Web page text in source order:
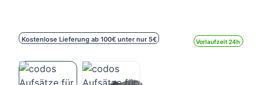
Kostenlose Lieferung ab 100€ unter nur 5€ Vorlaufzeit 24h